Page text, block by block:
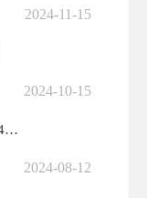
2024-11-15
2024-10-15
民政部等四部门发文 部署开展2024年全国敬老养老助老公益广告作品征...
2024-08-12